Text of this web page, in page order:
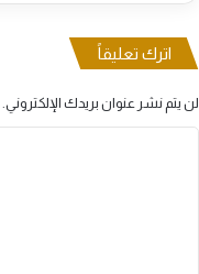
اترك تعليقاً
لن يتم نشر عنوان بريدك الإلكتروني.